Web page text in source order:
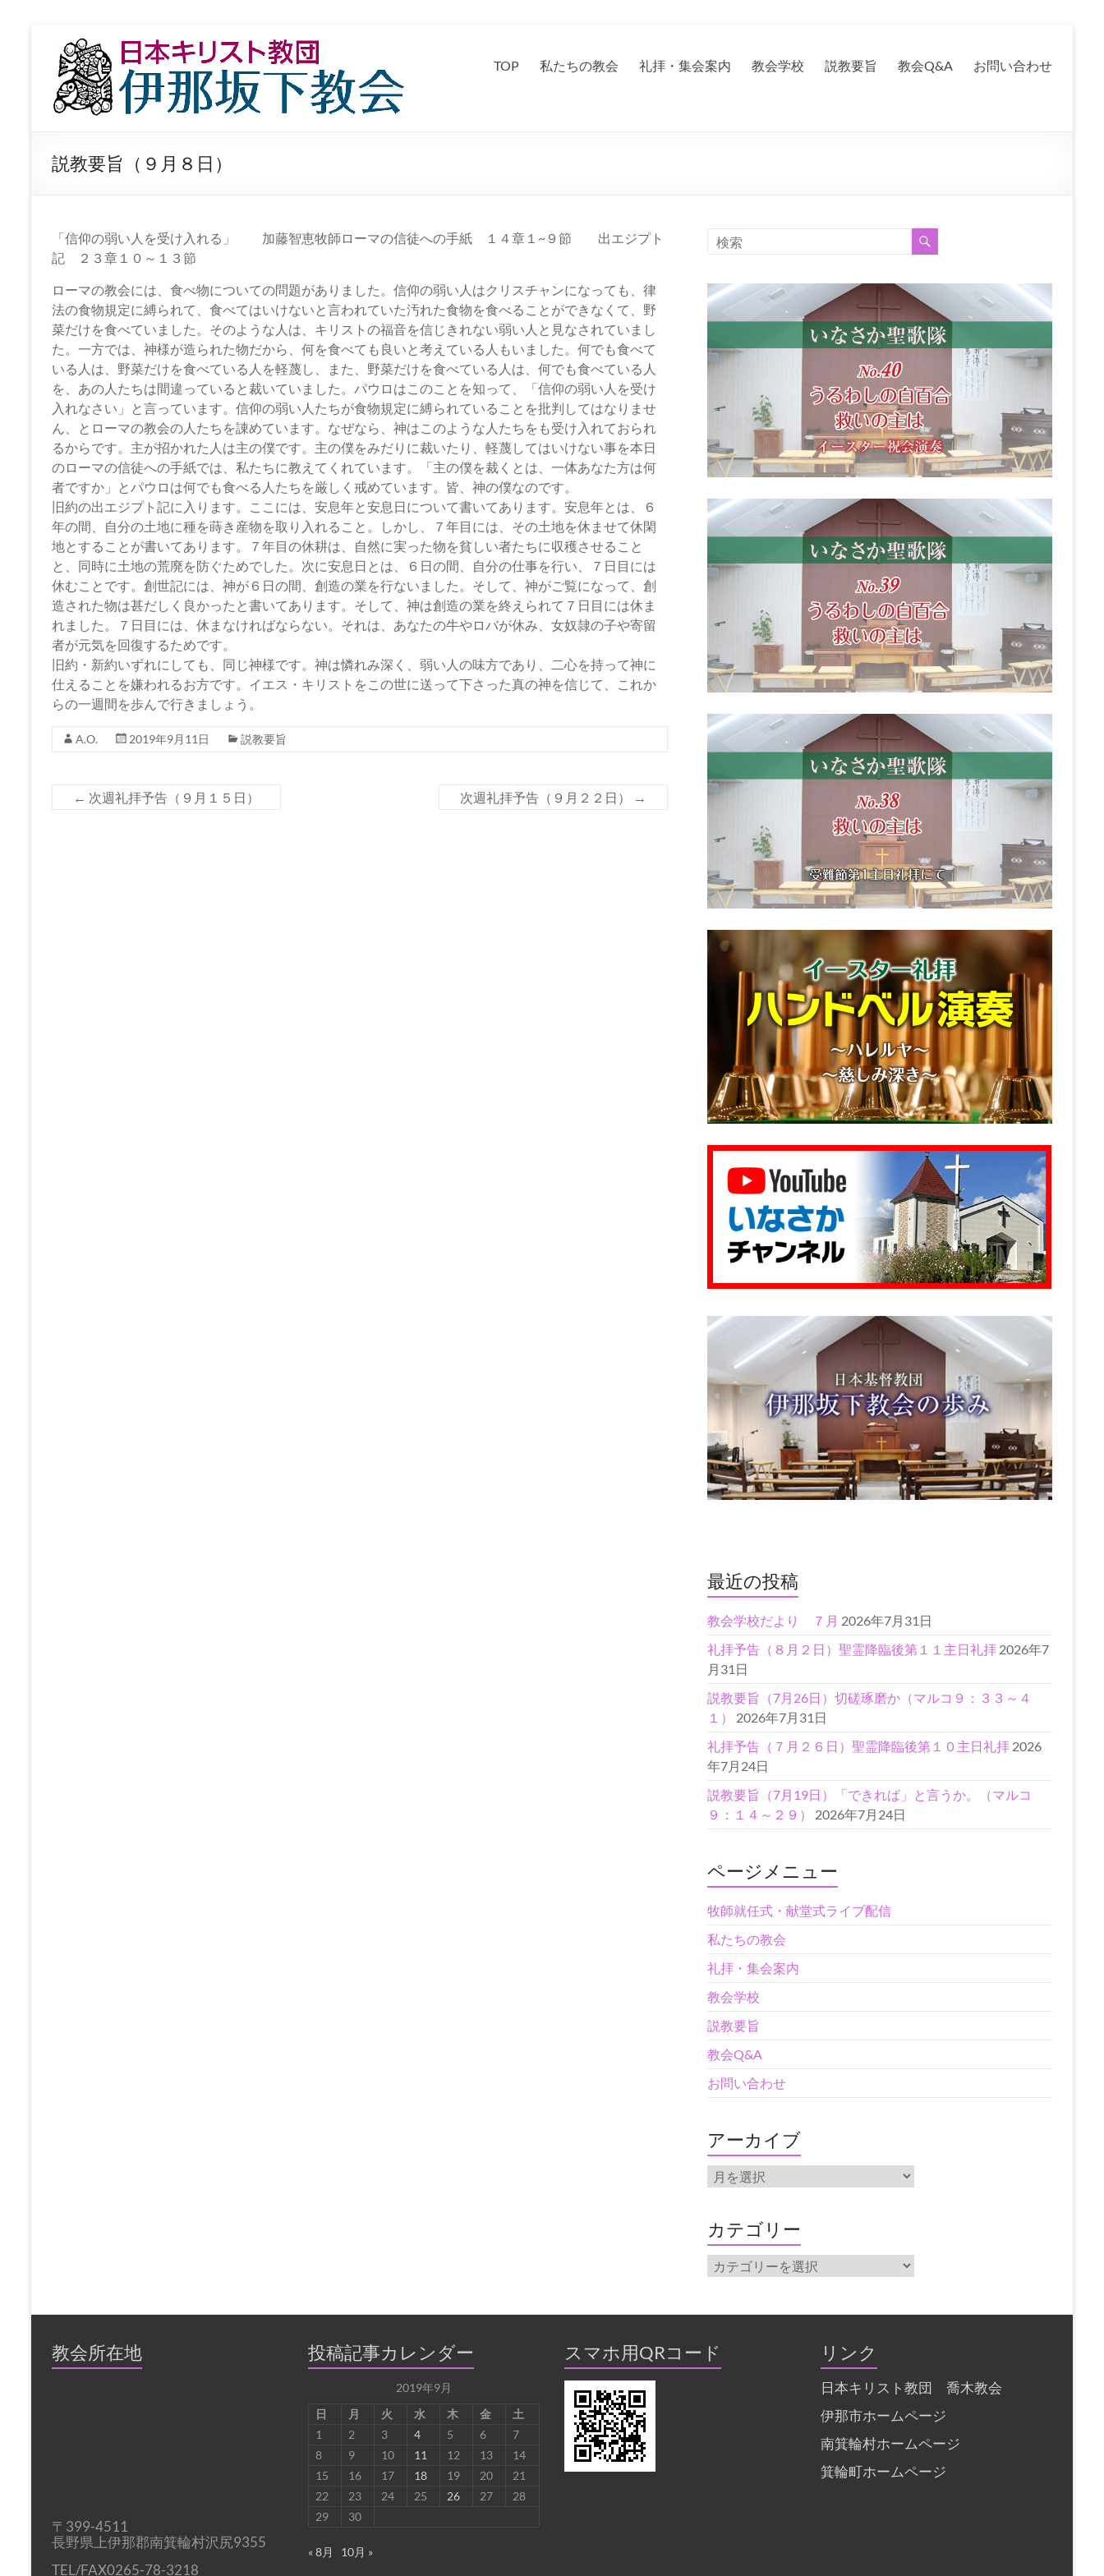
日
本
キ
リ
ス
教
団
伊
那
坂
下
教
会
イ
エ
ス・
キ
リ
ス
ト
の
父
な
る
神
TOP 私たちの教会 礼拝・集会案内 教会学校 説教要旨 教会Q&A お問い合わせ
説教要旨（９月８日）
「信仰の弱い人を受け入れる」 加藤智恵牧師ローマの信徒への手紙 １４章１~９節 出エジプト
記 ２３章１０～１３節
ローマの教会には、食べ物についての問題がありました。信仰の弱い人はクリスチャンになっても、律
法の食物規定に縛られて、食べてはいけないと言われていた汚れた食物を食べることができなくて、野
菜だけを食べていました。そのような人は、キリストの福音を信じきれない弱い人と見なされていまし
た。一方では、神様が造られた物だから、何を食べても良いと考えている人もいました。何でも食べて
いる人は、野菜だけを食べている人を軽蔑し、また、野菜だけを食べている人は、何でも食べている人
を、あの人たちは間違っていると裁いていました。パウロはこのことを知って、「信仰の弱い人を受け
入れなさい」と言っています。信仰の弱い人たちが食物規定に縛られていることを批判してはなりませ
ん、とローマの教会の人たちを諌めています。なぜなら、神はこのような人たちをも受け入れておられ
るからです。主が招かれた人は主の僕です。主の僕をみだりに裁いたり、軽蔑してはいけない事を本日
のローマの信徒への手紙では、私たちに教えてくれています。「主の僕を裁くとは、一体あなた方は何
者ですか」とパウロは何でも食べる人たちを厳しく戒めています。皆、神の僕なのです。
旧約の出エジプト記に入ります。ここには、安息年と安息日について書いてあります。安息年とは、６
年の間、自分の土地に種を蒔き産物を取り入れること。しかし、７年目には、その土地を休ませて休閑
地とすることが書いてあります。７年目の休耕は、自然に実った物を貧しい者たちに収穫させること
と、同時に土地の荒廃を防ぐためでした。次に安息日とは、６日の間、自分の仕事を行い、７日目には
休むことです。創世記には、神が６日の間、創造の業を行ないました。そして、神がご覧になって、創
造された物は甚だしく良かったと書いてあります。そして、神は創造の業を終えられて７日目には休ま
れました。７日目には、休まなければならない。それは、あなたの牛やロバが休み、女奴隷の子や寄留
者が元気を回復するためです。
旧約・新約いずれにしても、同じ神様です。神は憐れみ深く、弱い人の味方であり、二心を持って神に
仕えることを嫌われるお方です。イエス・キリストをこの世に送って下さった真の神を信じて、これか
らの一週間を歩んで行きましょう。
A.O. 2019年9月11日 説教要旨
← 次週礼拝予告（９月１５日） 次週礼拝予告（９月２２日） →
最近の投稿
教会学校だより ７月 2026年7月31日
礼拝予告（８月２日）聖霊降臨後第１１主日礼拝 2026年7
月31日
説教要旨（7月26日）切磋琢磨か（マルコ９：３３～４
１）
2026年7月31日
礼拝予告（７月２６日）聖霊降臨後第１０主日礼拝 2026
年7月24日
説教要旨（7月19日）「できれば」と言うか。（マルコ
９：１４～２９）
2026年7月24日
ページメニュー
牧師就任式・献堂式ライブ配信
私たちの教会
礼拝・集会案内
教会学校
説教要旨
教会Q&A
お問い合わせ
アーカイブ
ア
ー
イ
ブ
カテゴリー
カ
テ
教会所在地
〒399-4511
長野県上伊那郡南箕輪村沢尻9355
TEL/FAX0265-78-3218
投稿記事カレンダー
2019年9月
日
月 火 水 木 金
土
1
2 3 4 5 6
7
8
9 10 11 12 13
14
15
16 17 18 19 20
21
22
23 24 25 26 27
28
29
30
« 8月 10月 »
スマホ用QRコード リンク
日本キリスト教団 喬木教会
伊那市ホームページ
南箕輪村ホームページ
箕輪町ホームページ